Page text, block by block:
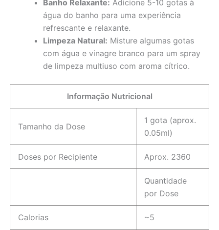
Banho Relaxante: Adicione 5-10 gotas à
água do banho para uma experiência
refrescante e relaxante.
Limpeza Natural: Misture algumas gotas
com água e vinagre branco para um spray
de limpeza multiuso com aroma cítrico.
Informação Nutricional
Tamanho da Dose
1 gota (aprox.
0.05ml)
Doses por Recipiente Aprox. 2360
Quantidade
por Dose
Calorias ~5